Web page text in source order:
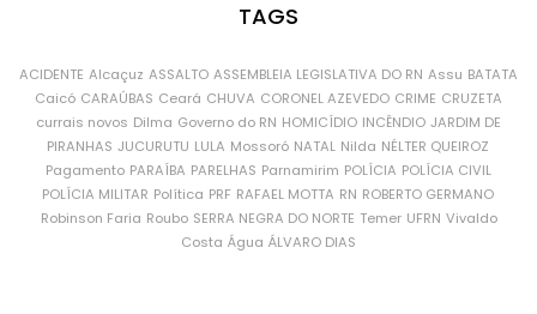
TAGS
ACIDENTE Alcaçuz ASSALTO ASSEMBLEIA LEGISLATIVA DO RN Assu BATATA
Caicó CARAÚBAS Ceará CHUVA CORONEL AZEVEDO CRIME CRUZETA
currais novos Dilma Governo do RN HOMICÍDIO INCÊNDIO JARDIM DE
PIRANHAS JUCURUTU LULA Mossoró NATAL Nilda NÉLTER QUEIROZ
Pagamento PARAÍBA PARELHAS Parnamirim POLÍCIA POLÍCIA CIVIL
POLÍCIA MILITAR Política PRF RAFAEL MOTTA RN ROBERTO GERMANO
Robinson Faria Roubo SERRA NEGRA DO NORTE Temer UFRN Vivaldo
Costa Água ÁLVARO DIAS